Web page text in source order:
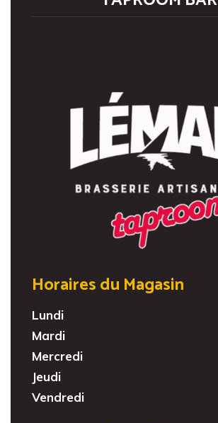
Horaires du Magasin
Lundi
Mardi
Mercredi
Jeudi
Vendredi